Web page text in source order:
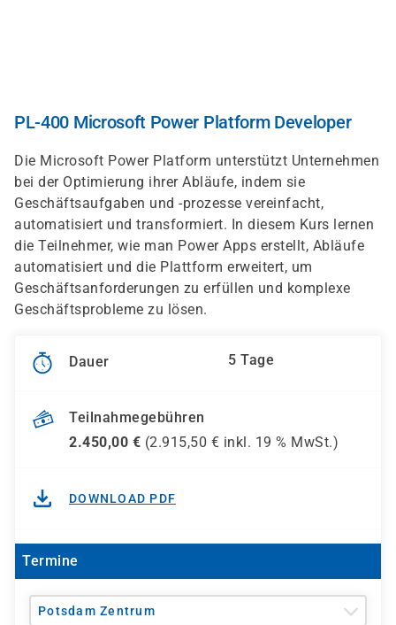
PL-400 Microsoft Power Platform Developer
Die Microsoft Power Platform unterstützt Unternehmen
bei der Optimierung ihrer Abläufe, indem sie
Geschäftsaufgaben und -prozesse vereinfacht,
automatisiert und transformiert. In diesem Kurs lernen
die Teilnehmer, wie man Power Apps erstellt, Abläufe
automatisiert und die Plattform erweitert, um
Geschäftsanforderungen zu erfüllen und komplexe
Geschäftsprobleme zu lösen.
Dauer 5 Tage
Teilnahmegebühren
2.450,00 € (2.915,50 € inkl. 19 % MwSt.)
DOWNLOAD PDF
Termine
Potsdam Zentrum